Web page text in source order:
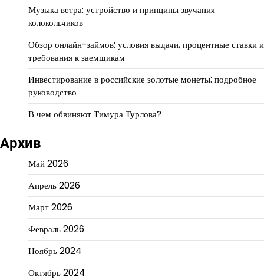
Музыка ветра: устройство и принципы звучания
колокольчиков
Обзор онлайн-займов: условия выдачи, процентные ставки и
требования к заемщикам
Инвестирование в российские золотые монеты: подробное
руководство
В чем обвиняют Тимура Турлова?
Архив
Май 2026
Апрель 2026
Март 2026
Февраль 2026
Ноябрь 2024
Октябрь 2024